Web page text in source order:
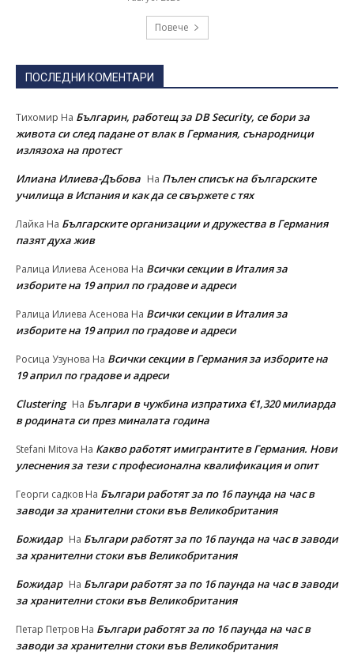
Повече
ПОСЛЕДНИ КОМЕНТАРИ
Тихомир На Българин, работещ за DB Security, се бори за
живота си след падане от влак в Германия, сънародници
излязоха на протест
Илиана Илиева-Дъбова На Пълен списък на българските
училища в Испания и как да се свържете с тях
Лайка На Българските организации и дружества в Германия
пазят духа жив
Ралица Илиева Асенова На Всички секции в Италия за
изборите на 19 април по градове и адреси
Ралица Илиева Асенова На Всички секции в Италия за
изборите на 19 април по градове и адреси
Росица Узунова На Всички секции в Германия за изборите на
19 април по градове и адреси
Clustering На Българи в чужбина изпратиха €1,320 милиарда
в родината си през миналата година
Stefani Mitova На Какво работят имигрантите в Германия. Нови
улеснeния за тези с професионална квалификация и опит
Георги садков На Българи работят за по 16 паунда на час в
заводи за хранителни стоки във Великобритания
Божидар На Българи работят за по 16 паунда на час в заводи
за хранителни стоки във Великобритания
Божидар На Българи работят за по 16 паунда на час в заводи
за хранителни стоки във Великобритания
Петар Петров На Българи работят за по 16 паунда на час в
заводи за хранителни стоки във Великобритания